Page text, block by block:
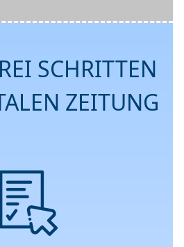
SCHRITTEN
ZEITUNG